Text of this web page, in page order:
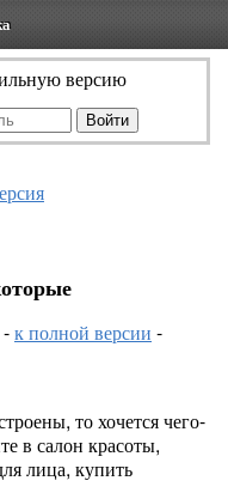
версию
-к полной версии -
то хочется чего-
в салон красоты,
лица, купить